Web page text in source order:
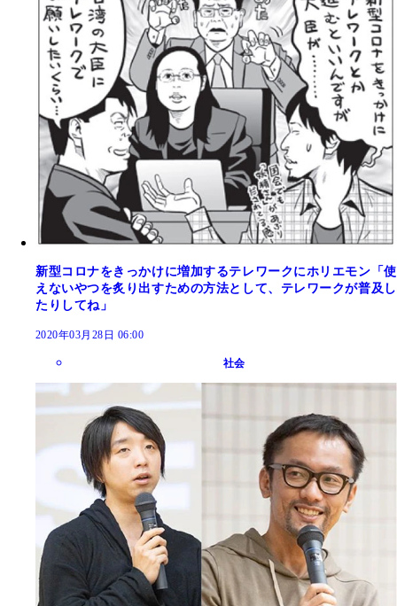
新型コロナをきっかけに増加するテレワークにホリエモン「使
えないやつを炙り出すための方法として、テレワークが普及し
たりしてね」
2020年03月28日 06:00
社会